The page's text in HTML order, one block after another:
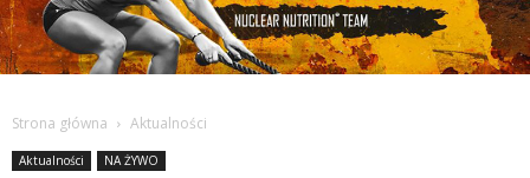
Strona główna Aktualności
Aktualności NA ŻYWO